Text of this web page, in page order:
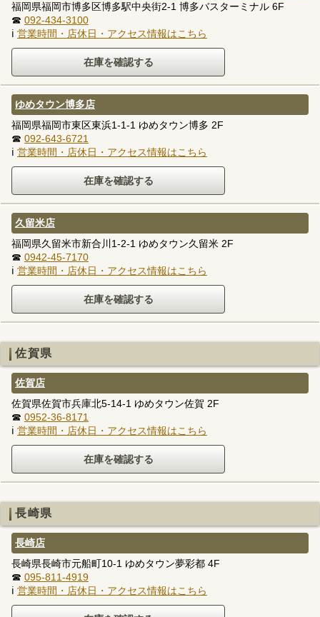
福岡県福岡市博多区博多駅中央街2-1 博多バスターミナル 6F
☎ 092-434-3100
ℹ 営業時間・店休日・アクセス情報はこちら
ゆめタウン博多店
福岡県福岡市東区東浜1-1-1 ゆめタウン博多 2F
☎ 092-643-6721
ℹ 営業時間・店休日・アクセス情報はこちら
久留米店
福岡県久留米市新合川1-2-1 ゆめタウン久留米 2F
☎ 0942-45-7170
ℹ 営業時間・店休日・アクセス情報はこちら
佐賀県
佐賀店
佐賀県佐賀市兵庫北5-14-1 ゆめタウン佐賀 2F
☎ 0952-36-8171
ℹ 営業時間・店休日・アクセス情報はこちら
長崎県
長崎店
長崎県長崎市元船町10-1 ゆめタウン夢彩都 4F
☎ 095-811-4919
ℹ 営業時間・店休日・アクセス情報はこちら